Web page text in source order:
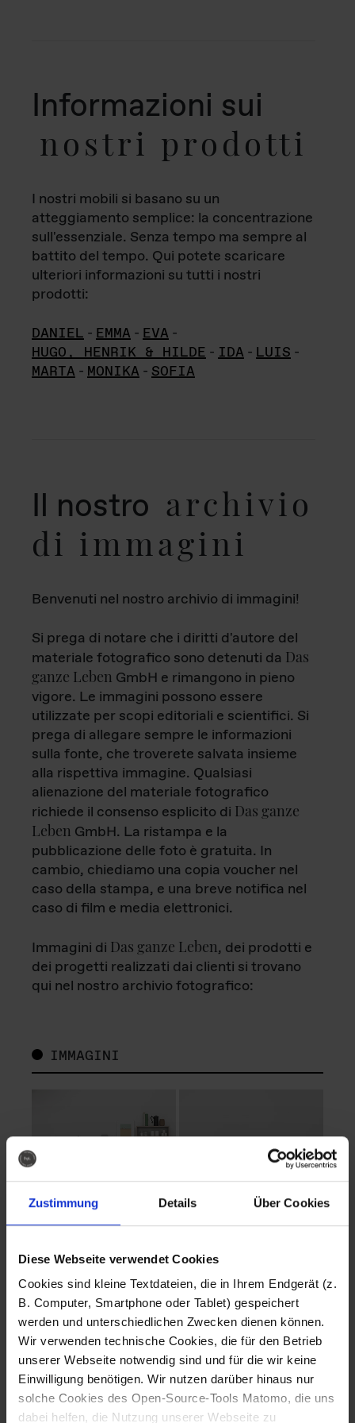
Zustimmung Details Über Cookies
Diese Webseite verwendet Cookies
Cookies sind kleine Textdateien, die in Ihrem Endgerät (z.
B. Computer, Smartphone oder Tablet) gespeichert
werden und unterschiedlichen Zwecken dienen können.
Wir verwenden technische Cookies, die für den Betrieb
unserer Webseite notwendig sind und für die wir keine
Einwilligung benötigen. Wir nutzen darüber hinaus nur
solche Cookies des Open-Source-Tools Matomo, die uns
dabei helfen, die Nutzung unserer Webseite zu
Informazioni sui
nostri prodotti
I nostri mobili si basano su un
atteggiamento semplice: la concentrazione
sull'essenziale. Senza tempo ma sempre al
battito del tempo. Qui potete scaricare
ulteriori informazioni su tutti i nostri
prodotti:
DANIEL - EMMA - EVA -
HUGO, HENRIK & HILDE - IDA - LUIS -
MARTA - MONIKA - SOFIA
Il nostro archivio
di immagini
Benvenuti nel nostro archivio di immagini!
Si prega di notare che i diritti d'autore del
materiale fotografico sono detenuti da Das
ganze Leben GmbH e rimangono in pieno
vigore. Le immagini possono essere
utilizzate per scopi editoriali e scientifici. Si
prega di allegare sempre le informazioni
sulla fonte, che troverete salvata insieme
alla rispettiva immagine. Qualsiasi
alienazione del materiale fotografico
richiede il consenso esplicito di Das ganze
Leben GmbH. La ristampa e la
pubblicazione delle foto è gratuita. In
cambio, chiediamo una copia voucher nel
caso della stampa, e una breve notifica nel
caso di film e media elettronici.
Immagini di Das ganze Leben, dei prodotti e
dei progetti realizzati dai clienti si trovano
qui nel nostro archivio fotografico:
IMMAGINI
Fotografo: Lorenz
Sternbach
Download
Fotografo: Lorenz
Sternbach
Download